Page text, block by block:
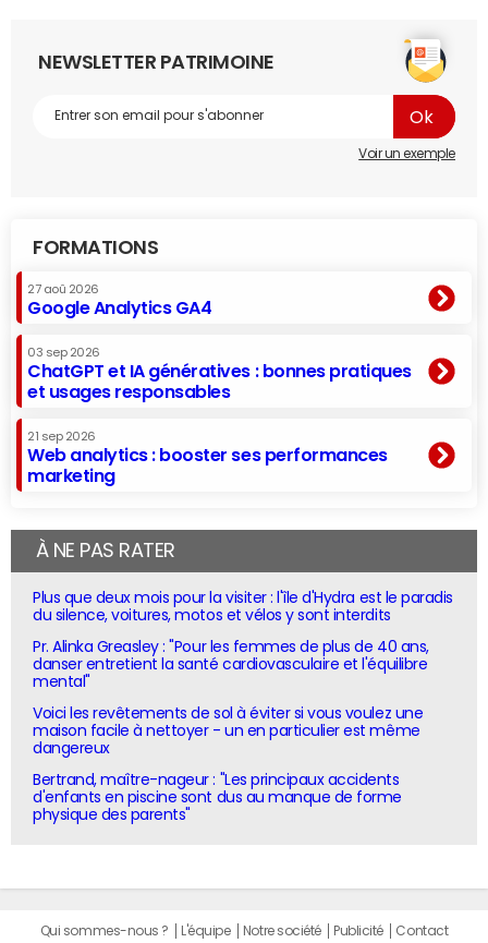
NEWSLETTER PATRIMOINE
Voir un exemple
FORMATIONS
27 aoû 2026
Google Analytics GA4
03 sep 2026
ChatGPT et IA génératives : bonnes pratiques
et usages responsables
21 sep 2026
Web analytics : booster ses performances
marketing
À NE PAS RATER
Plus que deux mois pour la visiter : l'île d'Hydra est le paradis
du silence, voitures, motos et vélos y sont interdits
Pr. Alinka Greasley : "Pour les femmes de plus de 40 ans,
danser entretient la santé cardiovasculaire et l'équilibre
mental"
Voici les revêtements de sol à éviter si vous voulez une
maison facile à nettoyer - un en particulier est même
dangereux
Bertrand, maître-nageur : "Les principaux accidents
d'enfants en piscine sont dus au manque de forme
physique des parents"
Qui sommes-nous ? L'équipe Notre société Publicité Contact